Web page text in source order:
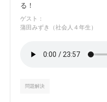
る！
ゲスト：
蒲田みずき（社会人４年生）
問題解決